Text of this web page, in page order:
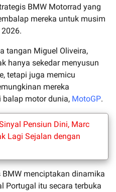
BMW Motorrad yang
mereka untuk musim
tangan Miguel Oliveira,
hanya sekedar menyusun
tetapi juga memicu
mereka
balap motor dunia, MotoGP.
Pensiun Dini, Marc
Lagi Sejalan dengan
menciptakan dinamika
Portugal itu secara terbuka